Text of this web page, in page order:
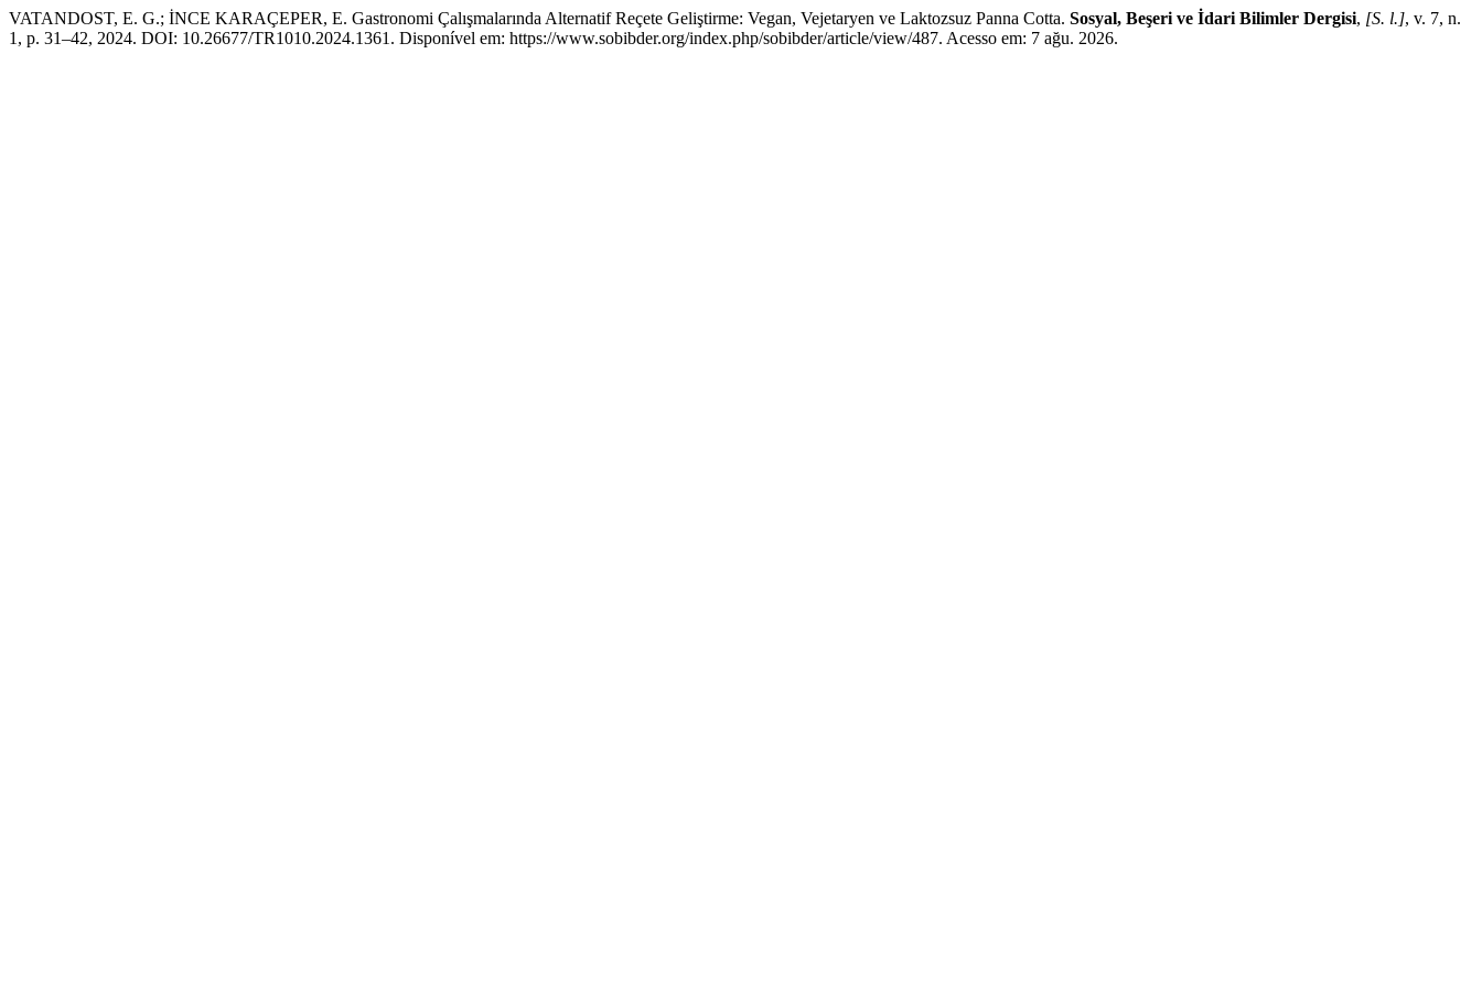
VATANDOST, E. G.; İNCE KARAÇEPER, E. Gastronomi Çalışmalarında Alternatif Reçete Geliştirme: Vegan, Vejetaryen ve Laktozsuz Panna Cotta. Sosyal, Beşeri ve İdari Bilimler Dergisi, [S. l.], v. 7, n.
1, p. 31–42, 2024. DOI: 10.26677/TR1010.2024.1361. Disponível em: https://www.sobibder.org/index.php/sobibder/article/view/487. Acesso em: 7 ağu. 2026.